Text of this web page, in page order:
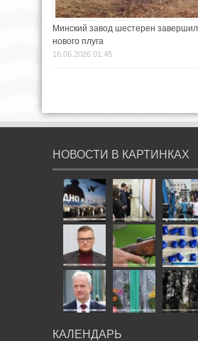
Минский завод шестерен
нового плуга
16.06.2026 01:45
НОВОСТИ В КАРТИНКАХ
КАЛЕНДАРЬ